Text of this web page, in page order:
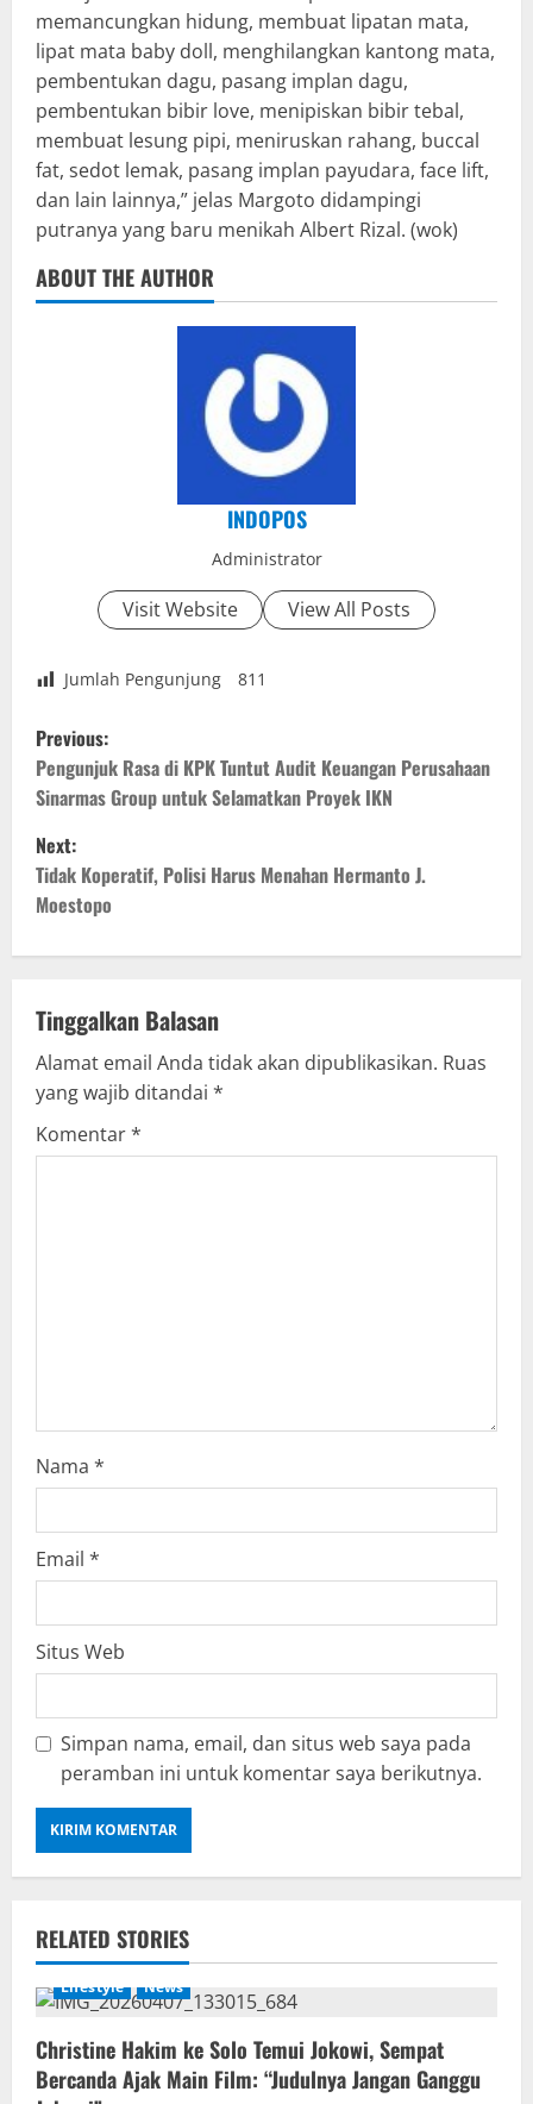
memancungkan hidung, membuat lipatan mata,
lipat mata baby doll, menghilangkan kantong mata,
pembentukan dagu, pasang implan dagu,
pembentukan bibir love, menipiskan bibir tebal,
membuat lesung pipi, meniruskan rahang, buccal
fat, sedot lemak, pasang implan payudara, face lift,
dan lain lainnya,” jelas Margoto didampingi
putranya yang baru menikah Albert Rizal. (wok)
ABOUT THE AUTHOR
INDOPOS
Administrator
Visit Website View All Posts
Jumlah Pengunjung 811
P
o
s
t
n
v
i
g
Previous:
Pengunjuk Rasa di KPK Tuntut Audit Keuangan Perusahaan
Sinarmas Group untuk Selamatkan Proyek IKN
Next:
Tidak Koperatif, Polisi Harus Menahan Hermanto J.
Moestopo
Tinggalkan Balasan
Alamat email Anda tidak akan dipublikasikan. Ruas
yang wajib ditandai *
Komentar*
Nama *
Email *
Situs Web
Simpan nama, email, dan situs web saya pada
peramban ini untuk komentar saya berikutnya.
RELATED STORIES
Lifestyle News
Christine Hakim ke Solo Temui Jokowi, Sempat
Bercanda Ajak Main Film: “Judulnya Jangan Ganggu